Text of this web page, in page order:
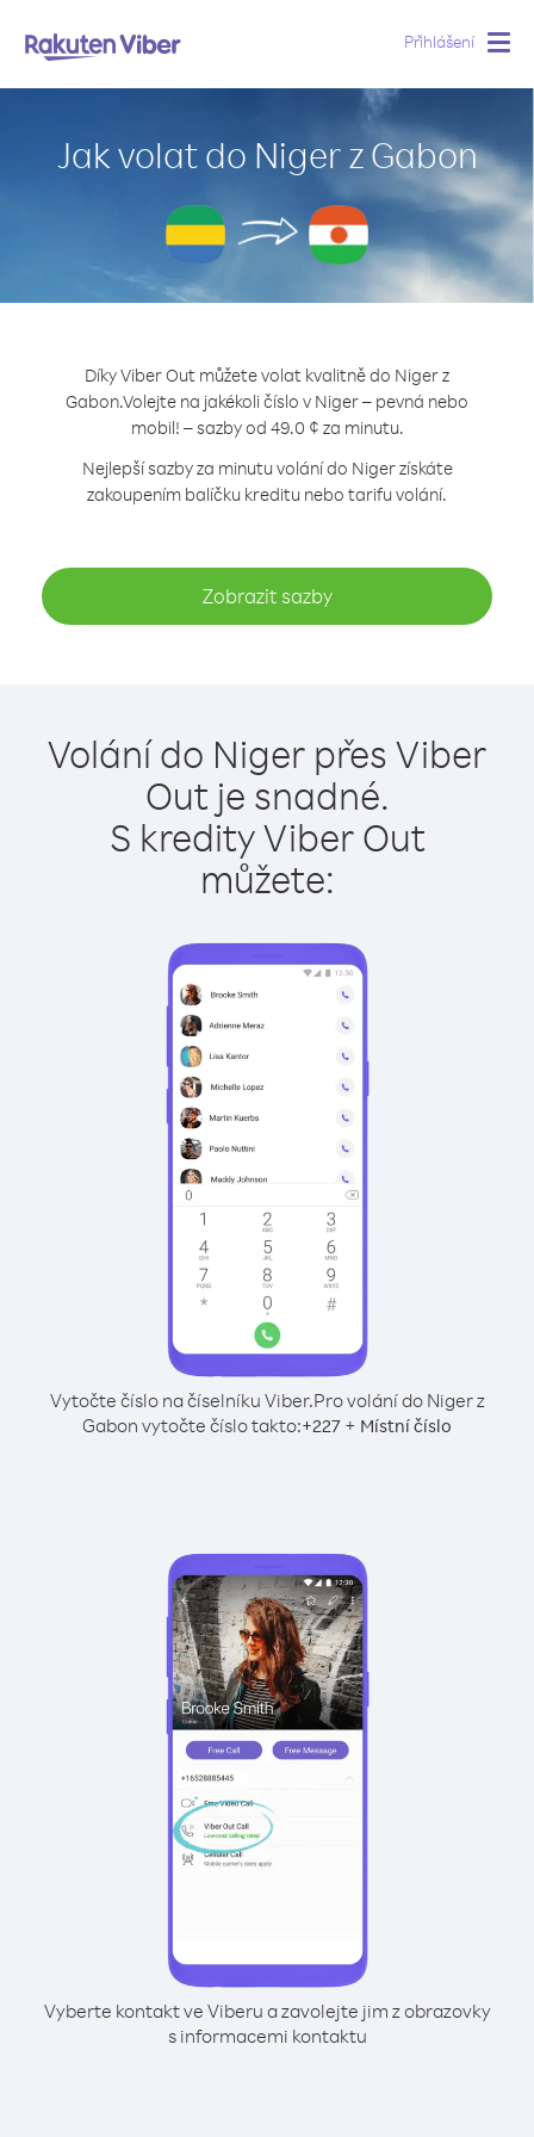
Přihlášení
Jak volat do Niger z Gabon
Díky Viber Out můžete volat kvalitně do Niger z
Gabon.Volejte na jakékoli číslo v Niger – pevná nebo
mobil! – sazby od 49.0 ¢ za minutu.
Nejlepší sazby za minutu volání do Niger získáte
zakoupením balíčku kreditu nebo tarifu volání.
Zobrazit sazby
Volání do Niger přes Viber
Out je snadné.
S kredity Viber Out
můžete:
Vytočte číslo na číselníku Viber.Pro volání do Niger z
Gabon vytočte číslo takto:+227 + Místní číslo
Vyberte kontakt ve Viberu a zavolejte jim z obrazovky
s informacemi kontaktu